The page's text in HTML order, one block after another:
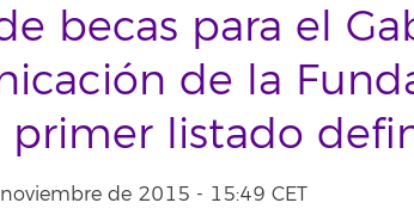
becas para el
de la
primer listado
de 2015 - 15:49 CET